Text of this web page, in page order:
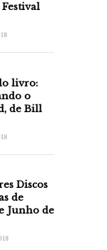
livro:
o
de Bill
Discos
de
Junho de